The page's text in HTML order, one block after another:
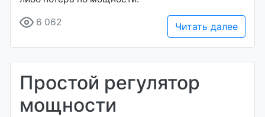
6 062 Читать далее
Простой регулятор
мощности